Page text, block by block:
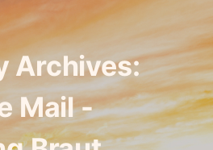
Archives:
Mail -